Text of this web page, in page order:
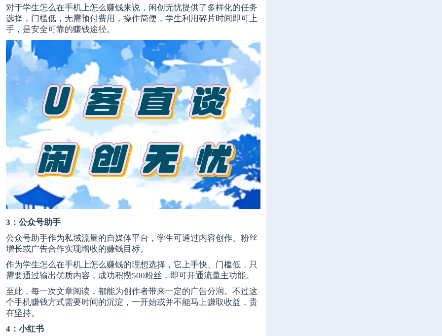
对于学生怎么在手机上怎么赚钱来说，闲创无忧提供了多样化的任务
选择，门槛低，无需预付费用，操作简便，学生利用碎片时间即可上
手，是安全可靠的赚钱途径。
3：公众号助手
公众号助手作为私域流量的自媒体平台，学生可通过内容创作、粉丝
增长或广告合作实现增收的赚钱目标。
作为学生怎么在手机上怎么赚钱的理想选择，它上手快、门槛低，只
需要通过输出优质内容，成功积攒500粉丝，即可开通流量主功能。
至此，每一次文章阅读，都能为创作者带来一定的广告分润。不过这
个手机赚钱方式需要时间的沉淀，一开始或并不能马上赚取收益，贵
在坚持。
4：小红书